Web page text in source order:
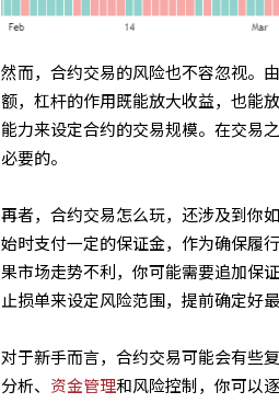
然而，合约交易的风险也不容忽视。
额，杠杆的作用既能放大收益，也能
能力来设定合约的交易规模。在交易
必要的。
再者，合约交易怎么玩，还涉及到你
始时支付一定的保证金，作为确保履
果市场走势不利，你可能需要追加保
止损单来设定风险范围，提前确定好
对于新手而言，合约交易可能会有些
分析、 资金管理和风险控制，你可以